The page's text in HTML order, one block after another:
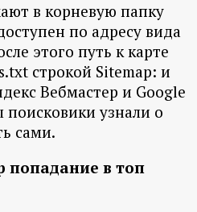
в корневую папку
по адресу вида
этого путь к карте
строкой Sitemap: и
Вебмастер и Google
поисковики узнали о
сами.
попадание в топ